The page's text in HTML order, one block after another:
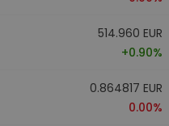
514.960 EUR
+0.90%
0.864817 EUR
0.00%